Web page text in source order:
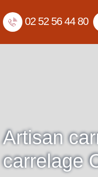
02 52 56 44 80
Artisan
carrelage